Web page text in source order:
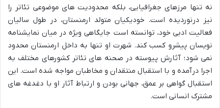
نه تنها مرزهای جغرافیایی، بلکه محدودیت های موضوعی تئاتر را
نیز درنوردیده است. خودیکیان متولد ارمنستان، در طول سالیان
فعالیت ادبی خود، توانسته است جایگاهی ویژه در میان نمایشنامه
نویسان پیشرو کسب کند. شهرت او تنها به داخل ارمنستان محدود
نمی شود؛ آثارش پیوسته در صحنه های تئاتر کشورهای مختلف به
اجرا درآمده و با استقبال منتقدان و مخاطبان مواجه شده است. این
استقبال گواهی بر عمق، جهانی بودن و ارتباط آثار او با دغدغه های
مشترک انسانی است.